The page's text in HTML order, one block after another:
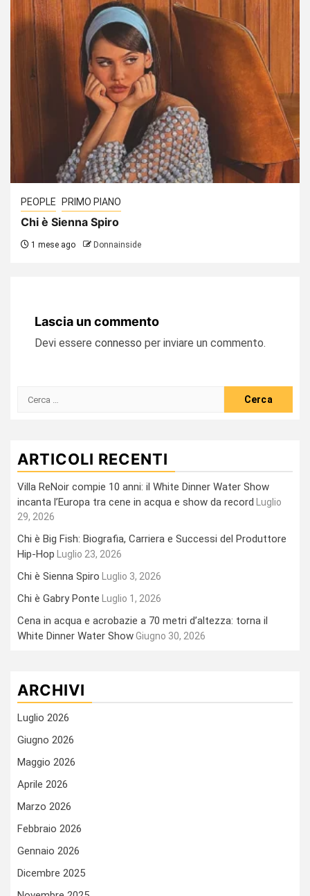
PEOPLE PRIMO PIANO
Chi è Sienna Spiro
1 mese ago Donnainside
Lascia un commento
Devi essere connesso per inviare un commento.
Ricerca
ARTICOLI RECENTI
Villa ReNoir compie 10 anni: il White Dinner Water Show
incanta l’Europa tra cene in acqua e show da record Luglio
29, 2026
Chi è Big Fish: Biografia, Carriera e Successi del Produttore
Hip-Hop Luglio 23, 2026
Chi è Sienna Spiro Luglio 3, 2026
Chi è Gabry Ponte Luglio 1, 2026
Cena in acqua e acrobazie a 70 metri d’altezza: torna il
White Dinner Water ShowGiugno 30, 2026
ARCHIVI
Luglio 2026
Giugno 2026
Maggio 2026
Aprile 2026
Marzo 2026
Febbraio 2026
Gennaio 2026
Dicembre 2025